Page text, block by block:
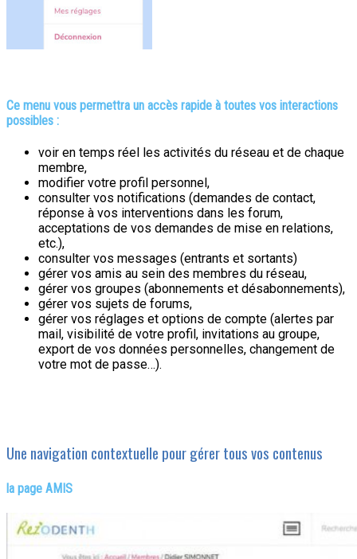
Ce menu vous permettra un accès rapide à toutes vos interactions
possibles :
voir en temps réel les activités du réseau et de chaque
membre,
modifier votre profil personnel,
consulter vos notifications (demandes de contact,
réponse à vos interventions dans les forum,
acceptations de vos demandes de mise en relations,
etc.),
consulter vos messages (entrants et sortants)
gérer vos amis au sein des membres du réseau,
gérer vos groupes (abonnements et désabonnements),
gérer vos sujets de forums,
gérer vos réglages et options de compte (alertes par
mail, visibilité de votre profil, invitations au groupe,
export de vos données personnelles, changement de
votre mot de passe…).
Une navigation contextuelle pour gérer tous vos contenus
la page AMIS